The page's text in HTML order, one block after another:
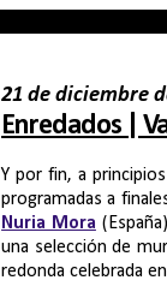
21 de diciembre
Enredados |
Y por fin, a
programadas a
Nuria Mora
una selección de
redonda celebrada